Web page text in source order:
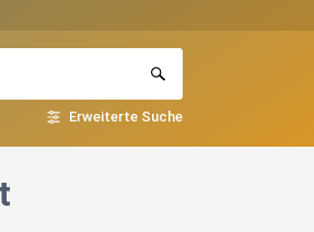
Erweiterte Suche